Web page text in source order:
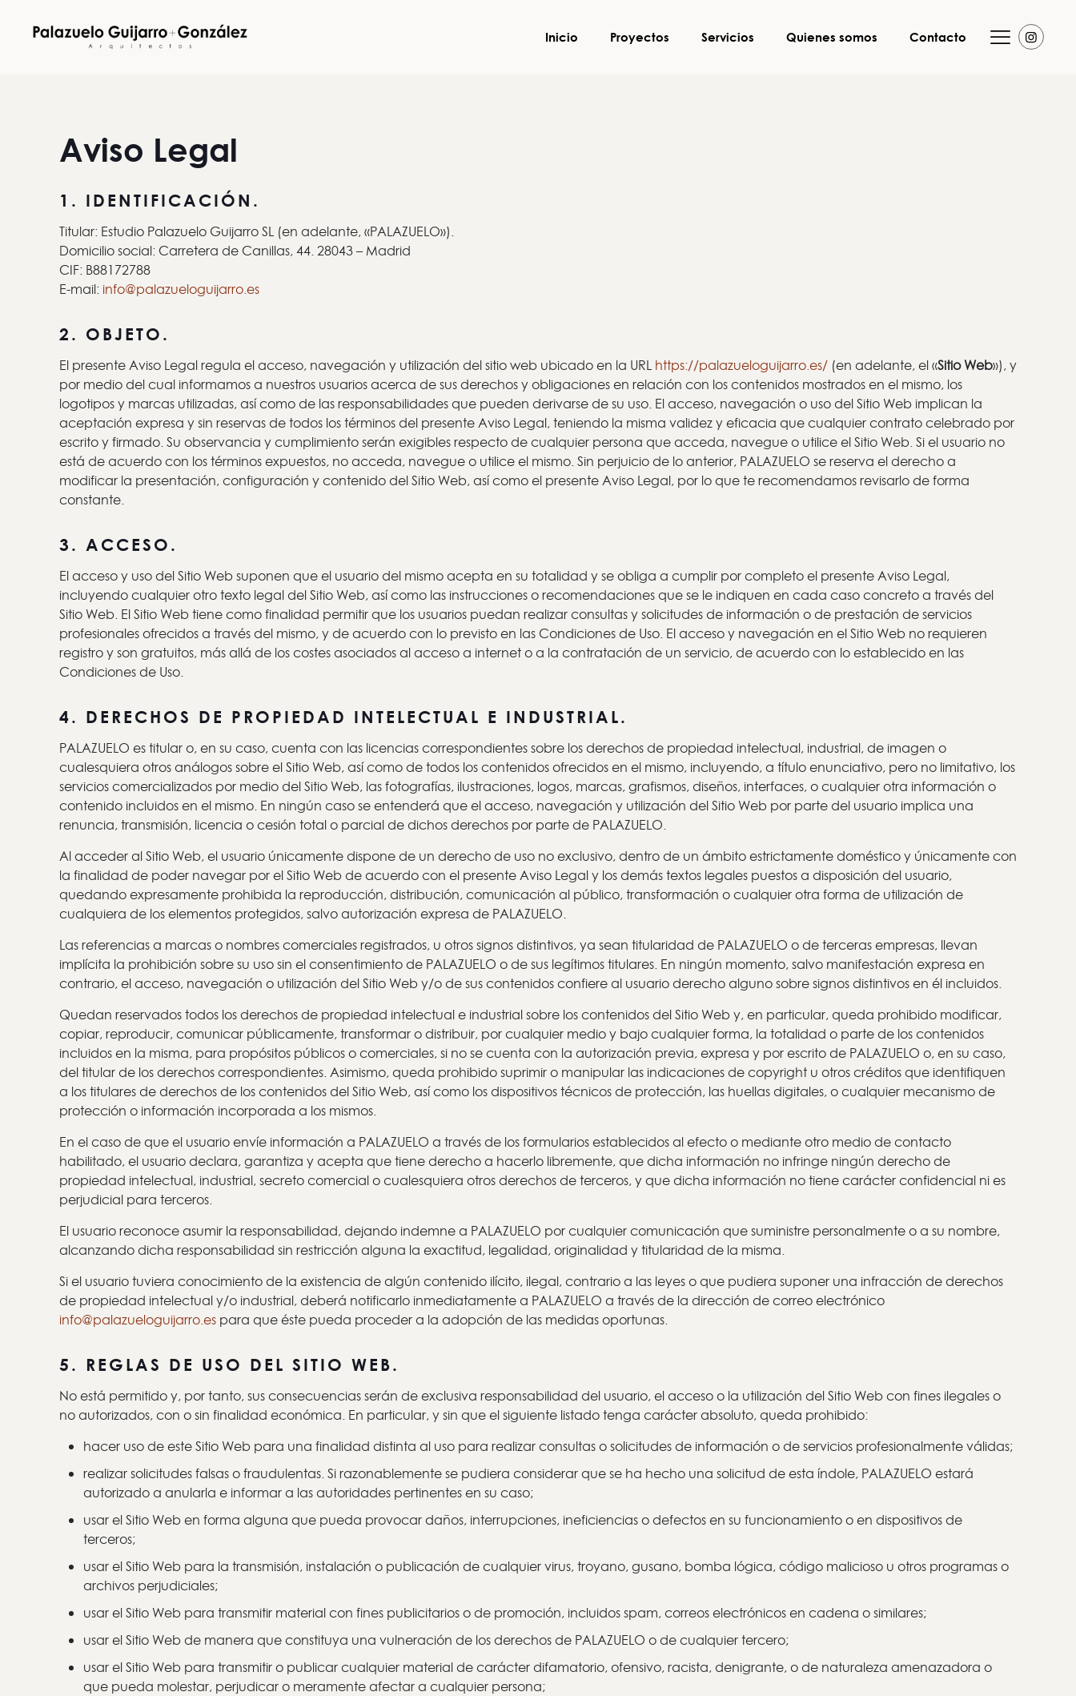
Inicio Proyectos Servicios Quienes somos Contacto
Aviso Legal
1. IDENTIFICACIÓN.
Titular: Estudio Palazuelo Guijarro SL (en adelante, «PALAZUELO»).
Domicilio social: Carretera de Canillas, 44. 28043 – Madrid
CIF: B88172788
E-mail:info@palazueloguijarro.es
2. OBJETO.
El presente Aviso Legal regula el acceso, navegación y utilización del sitio web ubicado en la URL https://palazueloguijarro.es/ (en adelante, el «Sitio Web»), y
por medio del cual informamos a nuestros usuarios acerca de sus derechos y obligaciones en relación con los contenidos mostrados en el mismo, los
logotipos y marcas utilizadas, así como de las responsabilidades que pueden derivarse de su uso. El acceso, navegación o uso del Sitio Web implican la
aceptación expresa y sin reservas de todos los términos del presente Aviso Legal, teniendo la misma validez y eficacia que cualquier contrato celebrado por
escrito y firmado. Su observancia y cumplimiento serán exigibles respecto de cualquier persona que acceda, navegue o utilice el Sitio Web. Si el usuario no
está de acuerdo con los términos expuestos, no acceda, navegue o utilice el mismo. Sin perjuicio de lo anterior, PALAZUELO se reserva el derecho a
modificar la presentación, configuración y contenido del Sitio Web, así como el presente Aviso Legal, por lo que te recomendamos revisarlo de forma
constante.
3. ACCESO.
El acceso y uso del Sitio Web suponen que el usuario del mismo acepta en su totalidad y se obliga a cumplir por completo el presente Aviso Legal,
incluyendo cualquier otro texto legal del Sitio Web, así como las instrucciones o recomendaciones que se le indiquen en cada caso concreto a través del
Sitio Web. El Sitio Web tiene como finalidad permitir que los usuarios puedan realizar consultas y solicitudes de información o de prestación de servicios
profesionales ofrecidos a través del mismo, y de acuerdo con lo previsto en las Condiciones de Uso. El acceso y navegación en el Sitio Web no requieren
registro y son gratuitos, más allá de los costes asociados al acceso a internet o a la contratación de un servicio, de acuerdo con lo establecido en las
Condiciones de Uso.
4. DERECHOS DE PROPIEDAD INTELECTUAL E INDUSTRIAL.
PALAZUELO es titular o, en su caso, cuenta con las licencias correspondientes sobre los derechos de propiedad intelectual, industrial, de imagen o
cualesquiera otros análogos sobre el Sitio Web, así como de todos los contenidos ofrecidos en el mismo, incluyendo, a título enunciativo, pero no limitativo, los
servicios comercializados por medio del Sitio Web, las fotografías, ilustraciones, logos, marcas, grafismos, diseños, interfaces, o cualquier otra información o
contenido incluidos en el mismo. En ningún caso se entenderá que el acceso, navegación y utilización del Sitio Web por parte del usuario implica una
renuncia, transmisión, licencia o cesión total o parcial de dichos derechos por parte de PALAZUELO.
Al acceder al Sitio Web, el usuario únicamente dispone de un derecho de uso no exclusivo, dentro de un ámbito estrictamente doméstico y únicamente con
la finalidad de poder navegar por el Sitio Web de acuerdo con el presente Aviso Legal y los demás textos legales puestos a disposición del usuario,
quedando expresamente prohibida la reproducción, distribución, comunicación al público, transformación o cualquier otra forma de utilización de
cualquiera de los elementos protegidos, salvo autorización expresa de PALAZUELO.
Las referencias a marcas o nombres comerciales registrados, u otros signos distintivos, ya sean titularidad de PALAZUELO o de terceras empresas, llevan
implícita la prohibición sobre su uso sin el consentimiento de PALAZUELO o de sus legítimos titulares. En ningún momento, salvo manifestación expresa en
contrario, el acceso, navegación o utilización del Sitio Web y/o de sus contenidos confiere al usuario derecho alguno sobre signos distintivos en él incluidos.
Quedan reservados todos los derechos de propiedad intelectual e industrial sobre los contenidos del Sitio Web y, en particular, queda prohibido modificar,
copiar, reproducir, comunicar públicamente, transformar o distribuir, por cualquier medio y bajo cualquier forma, la totalidad o parte de los contenidos
incluidos en la misma, para propósitos públicos o comerciales, si no se cuenta con la autorización previa, expresa y por escrito de PALAZUELO o, en su caso,
del titular de los derechos correspondientes. Asimismo, queda prohibido suprimir o manipular las indicaciones de copyright u otros créditos que identifiquen
a los titulares de derechos de los contenidos del Sitio Web, así como los dispositivos técnicos de protección, las huellas digitales, o cualquier mecanismo de
protección o información incorporada a los mismos.
En el caso de que el usuario envíe información a PALAZUELO a través de los formularios establecidos al efecto o mediante otro medio de contacto
habilitado, el usuario declara, garantiza y acepta que tiene derecho a hacerlo libremente, que dicha información no infringe ningún derecho de
propiedad intelectual, industrial, secreto comercial o cualesquiera otros derechos de terceros, y que dicha información no tiene carácter confidencial ni es
perjudicial para terceros.
El usuario reconoce asumir la responsabilidad, dejando indemne a PALAZUELO por cualquier comunicación que suministre personalmente o a su nombre,
alcanzando dicha responsabilidad sin restricción alguna la exactitud, legalidad, originalidad y titularidad de la misma.
Si el usuario tuviera conocimiento de la existencia de algún contenido ilícito, ilegal, contrario a las leyes o que pudiera suponer una infracción de derechos
de propiedad intelectual y/o industrial, deberá notificarlo inmediatamente a PALAZUELO a través de la dirección de correo electrónico
info@palazueloguijarro.es para que éste pueda proceder a la adopción de las medidas oportunas.
5. REGLAS DE USO DEL SITIO WEB.
No está permitido y, por tanto, sus consecuencias serán de exclusiva responsabilidad del usuario, el acceso o la utilización del Sitio Web con fines ilegales o
no autorizados, con o sin finalidad económica. En particular, y sin que el siguiente listado tenga carácter absoluto, queda prohibido:
hacer uso de este Sitio Web para una finalidad distinta al uso para realizar consultas o solicitudes de información o de servicios profesionalmente válidas;
realizar solicitudes falsas o fraudulentas. Si razonablemente se pudiera considerar que se ha hecho una solicitud de esta índole, PALAZUELO estará
autorizado a anularla e informar a las autoridades pertinentes en su caso;
usar el Sitio Web en forma alguna que pueda provocar daños, interrupciones, ineficiencias o defectos en su funcionamiento o en dispositivos de
terceros;
usar el Sitio Web para la transmisión, instalación o publicación de cualquier virus, troyano, gusano, bomba lógica, código malicioso u otros programas o
archivos perjudiciales;
usar el Sitio Web para transmitir material con fines publicitarios o de promoción, incluidos spam, correos electrónicos en cadena o similares;
usar el Sitio Web de manera que constituya una vulneración de los derechos de PALAZUELO o de cualquier tercero;
usar el Sitio Web para transmitir o publicar cualquier material de carácter difamatorio, ofensivo, racista, denigrante, o de naturaleza amenazadora o
que pueda molestar, perjudicar o meramente afectar a cualquier persona;